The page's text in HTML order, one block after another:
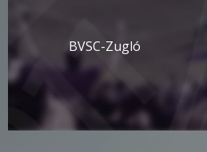
BVSC-Zugló